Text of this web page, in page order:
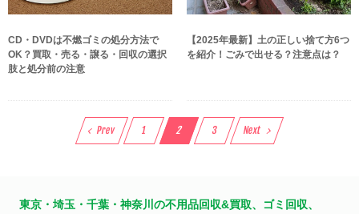
CD・DVDは不燃ゴミの処分方法で
OK？買取・売る・譲る・回収の選択
肢と処分前の注意
【2025年最新】土の正しい捨て方6つ
を紹介！ごみで出せる？注意点は？
Prev 1 2 3 Next
東京・埼玉・千葉・神奈川の不用品回収&買取、ゴミ回収、